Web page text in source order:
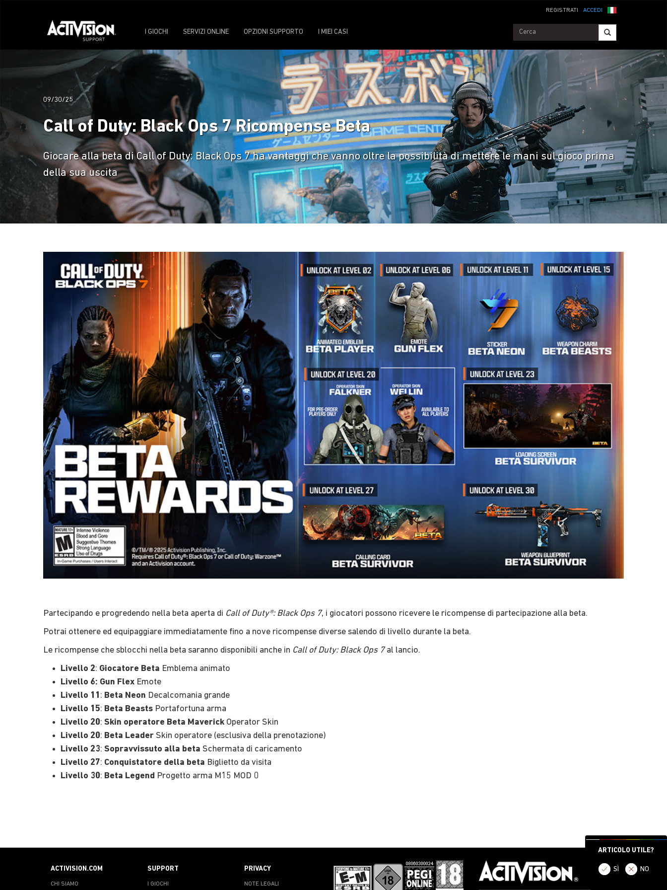
ACCEDI
REGISTRATI
I GIOCHI SERVIZI ONLINE OPZIONI SUPPORTO I MIEI CASI
ARTICOLO UTILE?
SÌ NO
09/30/25
Call of Duty: Black Ops 7 Ricompense Beta
Giocare alla beta di Call of Duty: Black Ops 7 ha vantaggi che vanno oltre la possibilità di mettere le mani sul gioco prima
della sua uscita
Partecipando e progredendo nella beta aperta di Call of Duty®: Black Ops 7, i giocatori possono ricevere le ricompense di partecipazione alla beta.
Potrai ottenere ed equipaggiare immediatamente fino a nove ricompense diverse salendo di livello durante la beta.
Le ricompense che sblocchi nella beta saranno disponibili anche in Call of Duty: Black Ops 7al lancio.
Livello 2: Giocatore Beta Emblema animato
Livello 6: Gun Flex Emote
Livello 11 : Beta Neon Decalcomania grande
Livello 15: Beta Beasts Portafortuna arma
Livello 20: Skin operatore Beta Maverick Operator Skin
Livello 20: Beta Leader Skin operatore (esclusiva della prenotazione)
Livello 23: Sopravvissuto alla beta Schermata di caricamento
Livello 27: Conquistatore della beta Biglietto da visita
Livello 30: Beta Legend Progetto arma M15 MOD 0
ACTIVISION.COM
CHI SIAMO
SUPPORT
I GIOCHI
PRIVACY
NOTE LEGALI